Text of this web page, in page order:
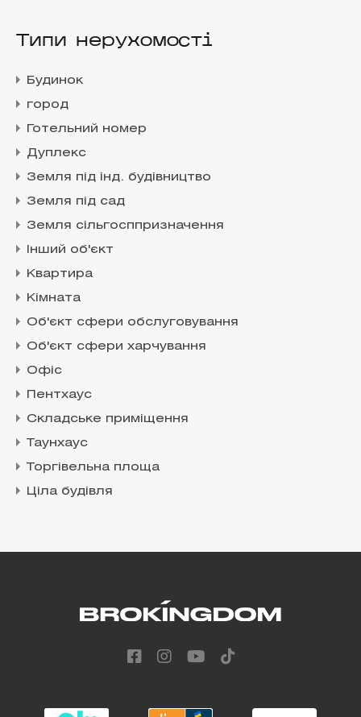
Типи нерухомості
Будинок
город
Готельний номер
Дуплекс
Земля під інд. будівництво
Земля під сад
Земля сільгосппризначення
Інший об'єкт
Квартира
Кімната
Об'єкт сфери обслуговування
Об'єкт сфери харчування
Офіс
Пентхаус
Складське приміщення
Таунхаус
Торгівельна площа
Ціла будівля